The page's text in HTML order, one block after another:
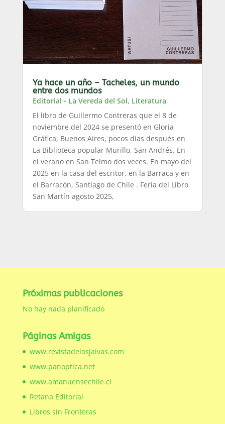
Ya hace un año – Tacheles, un mundo
entre dos mundos
Editorial - La Vereda del Sol, Literatura
El libro de Guillermo Contreras que el 8 de
noviembre del 2024 se presentó en Gloria
Gráfica, Buenos Aires, pocos días después en
La Biblioteca popular Murillo, San Andrés. En
el verano en San Telmo dos veces. En mayo del
2025 en la casa del escritor, en la Barraca y en
el Barracón, Santiago de Chile . Feria del Libro
San Martín agosto 2025,
Próximas publicaciones
No hay nada planificado
Páginas Amigas
www.revistadelosjaivas.com
www.panoptica.net
www.amanuensechile.cl
Retana Editorial
Libros sin Fronteras